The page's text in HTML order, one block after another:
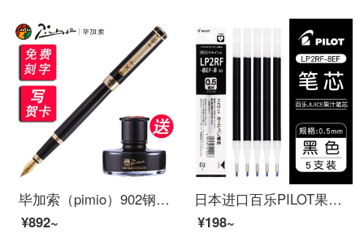
毕加索（pimio）902钢笔艺术签名笔美工笔弯头弯尖硬笔书法男士成人高档签字签名学生用商务定制刻字 纯黑金夹0.5mm直尖钢笔
¥892~
日本进口百乐PILOT果汁笔LJU-10EF水笔按动中性笔学生考试专用笔速干签字笔黑笔果汁笔芯0.5 黑色笔芯五支
¥198~